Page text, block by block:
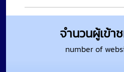
จำนวนผู้เข้า
number of